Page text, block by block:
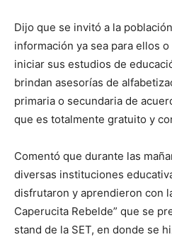
Dijo que se invitó a la
información ya sea para ellos
iniciar sus estudios de
brindan asesorías de
primaria o secundaria de
que es totalmente gratuito y
Comentó que durante las
diversas instituciones
disfrutaron y aprendieron con
Caperucita Rebelde” que se
stand de la SET, en donde se